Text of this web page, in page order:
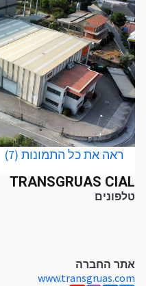
TRANSGRUAS CIAL
טלפונים
אתר החברה
www.transgruas.com
ראה את כל התמונות (7)